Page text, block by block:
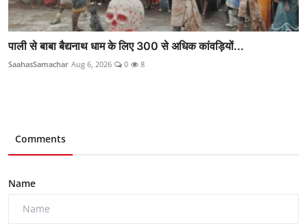
पाली से बाबा बैद्यनाथ धाम के लिए 300 से अधिक कांवड़ियों...
SaahasSamachar Aug 6, 2026 0 8
Comments
Name